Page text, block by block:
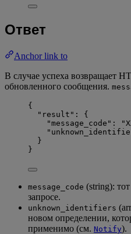
Ответ
Anchor link to
В случае успеха возвращает
обновленного сообщения.
{
"result" : {
"message_code" : "
}
}
message_code (string):
запросе.
unknown_identifiers
новом определении,
применимо (см. Notify).